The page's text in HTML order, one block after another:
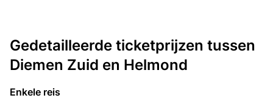
Gedetailleerde ticketprijzen tussen
Diemen Zuid en Helmond
Enkele reis